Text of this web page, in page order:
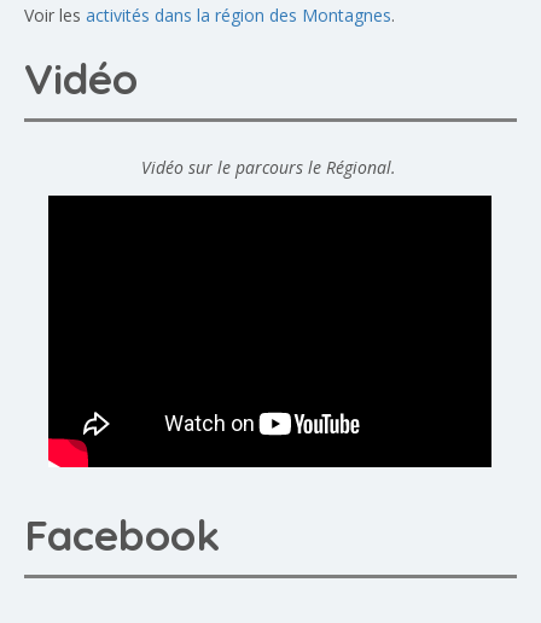
Voir les activités dans la région des Montagnes.
Vidéo
Vidéo sur le parcours le Régional.
Facebook